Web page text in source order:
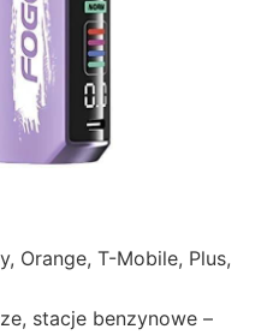
Orange, T-Mobile, Plus,
stacje benzynowe –